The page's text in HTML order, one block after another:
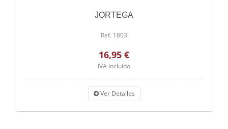
JORTEGA
Ref. 1803
16,95 €
IVA Incluido
Ver Detalles